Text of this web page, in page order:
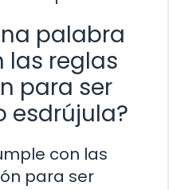
palabra
las reglas
para ser
esdrújula?
con las
para ser